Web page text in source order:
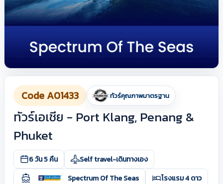
Code A01433 ทัวร์คุณภาพมาตรฐาน
ทัวร์เอเชีย - Port Klang, Penang &
Phuket
6 วัน 5 คืน
Self travel-เดินทางเอง
Spectrum Of The Seas
โรงแรม 4 ดาว